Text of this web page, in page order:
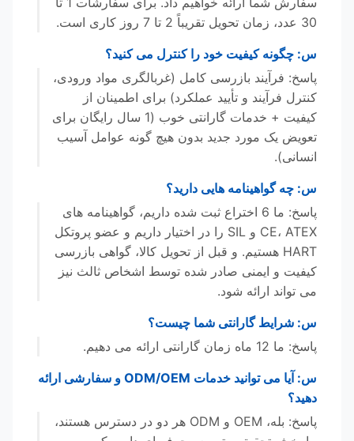
س: چگونه کیفیت خود را کنترل می کنید؟
پاسخ: فرآیند بازرسی کامل (غربالگری مواد ورودی،
کنترل فرآیند و تأیید عملکرد) برای اطمینان از
کیفیت + خدمات گارانتی خوب (1 سال رایگان برای
تعویض یک مورد جدید بدون هیچ گونه عوامل آسیب
انسانی).
س: چه گواهینامه هایی دارید؟
پاسخ: ما 6 اختراع ثبت شده داریم، گواهینامه های
CE، ATEX و SIL را در اختیار داریم و عضو پروتکل
HART هستیم. و قبل از تحویل کالا، گواهی بازرسی
کیفیت و ایمنی صادر شده توسط اشخاص ثالث نیز
می تواند ارائه شود.
س: شرایط گارانتی شما چیست؟
پاسخ: ما 12 ماه زمان گارانتی ارائه می دهیم.
س: آیا می توانید خدمات ODM/OEM و سفارشی ارائه
دهید؟
پاسخ: بله، OEM و ODM هر دو در دسترس هستند،